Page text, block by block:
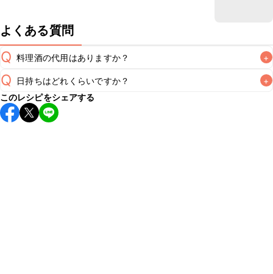
よくある質問
Q 料理酒の代用はありますか？ +
A
Q 日持ちはどれくらいですか？ +
こちらのレシピは出来たてをお召し上がりいただくことをお
すすめします。
このレシピをシェアする